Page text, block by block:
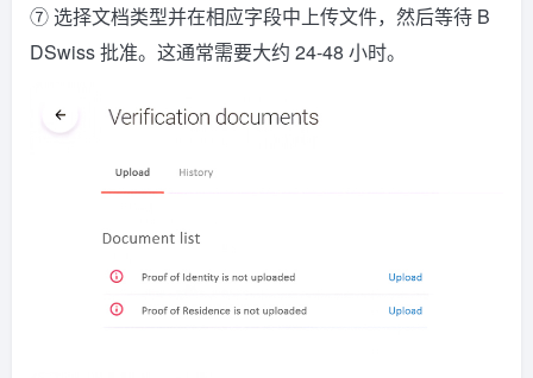
⑦ 选择文档类型并在相应字段中上传文件，然后等待 B
DSwiss 批准。这通常需要大约 24-48 小时。